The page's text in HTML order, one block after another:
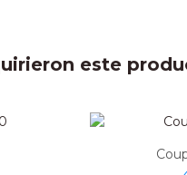
este